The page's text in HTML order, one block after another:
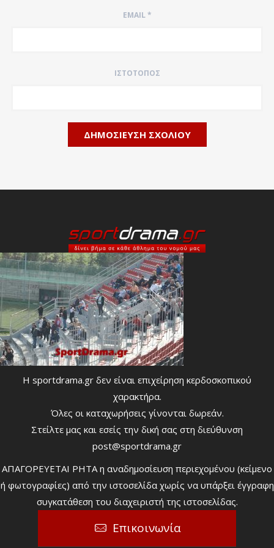
EMAIL*
ΙΣΤΌΤΟΠΟΣ
Η sportdrama.gr δεν είναι επιχείρηση κερδοσκοπικού
χαρακτήρα.
Όλες οι καταχωρήσεις γίνονται δωρεάν.
Στείλτε μας και εσείς την δική σας στη διεύθυνση
post@sportdrama.gr
ΑΠΑΓΟΡΕΥΕΤΑΙ ΡΗΤΑ η αναδημοσίευση περιεχομένου (κείμενο
ή φωτογραφίες) από την ιστοσελίδα χωρίς να υπάρξει έγγραφη
συγκατάθεση του διαχειριστή της ιστοσελίδας.
Επικοινωνία